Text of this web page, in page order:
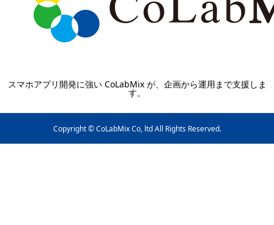
スマホアプリ開発に強い CoLabMix が、企画から運用まで支援しま
す。
Copyright © CoLabMix Co, ltd All Rights Reserved.